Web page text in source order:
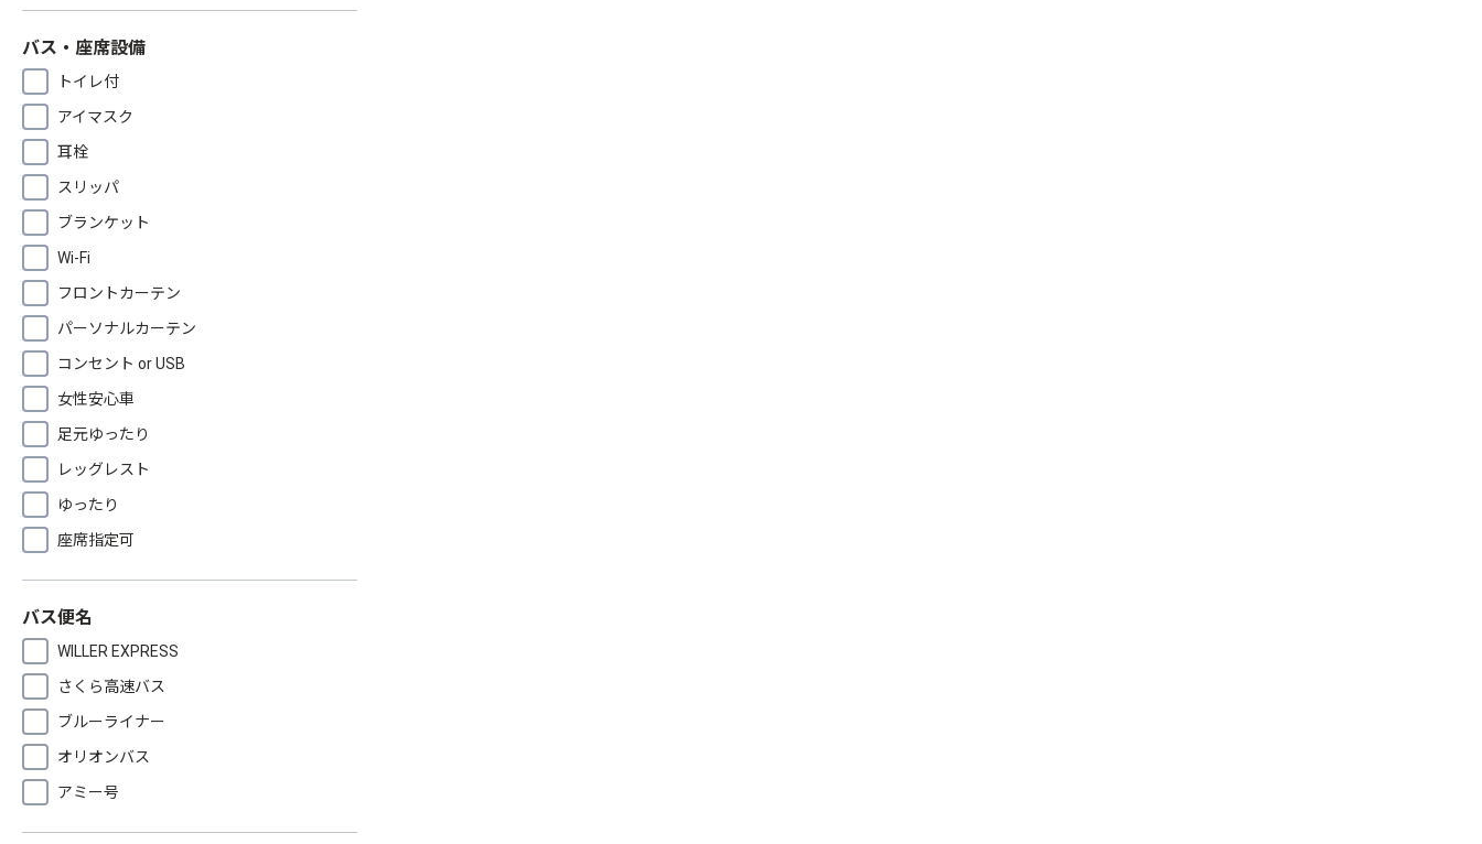
バス・座席設備
トイレ付
アイマスク
耳栓
スリッパ
ブランケット
Wi-Fi
フロントカーテン
パーソナルカーテン
コンセント or USB
女性安心車
足元ゆったり
レッグレスト
ゆったり
座席指定可
バス便名
WILLER EXPRESS
さくら高速バス
ブルーライナー
オリオンバス
アミー号